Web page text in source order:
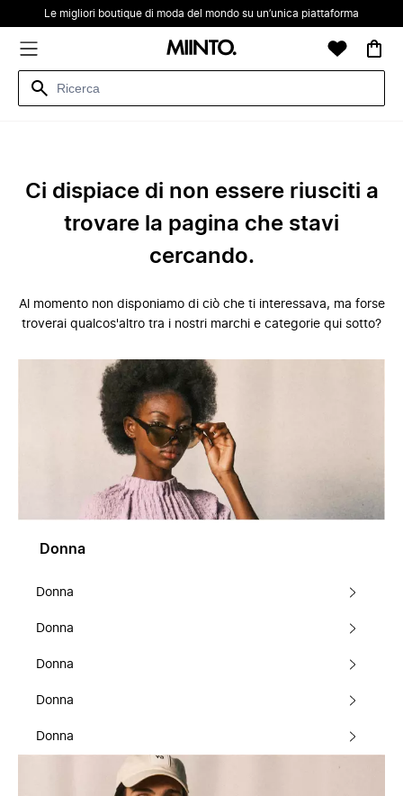
Le migliori boutique di moda del mondo su un’unica piattaforma
Ci dispiace di non essere riusciti a
trovare la pagina che stavi
cercando.
Al momento non disponiamo di ciò che ti interessava, ma forse
troverai qualcos'altro tra i nostri marchi e categorie qui sotto?
Donna
Donna
Donna
Donna
Donna
Donna